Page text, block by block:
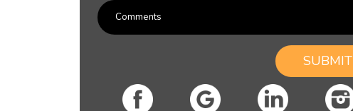
SUBMIT